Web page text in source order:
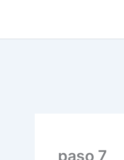
paso 7